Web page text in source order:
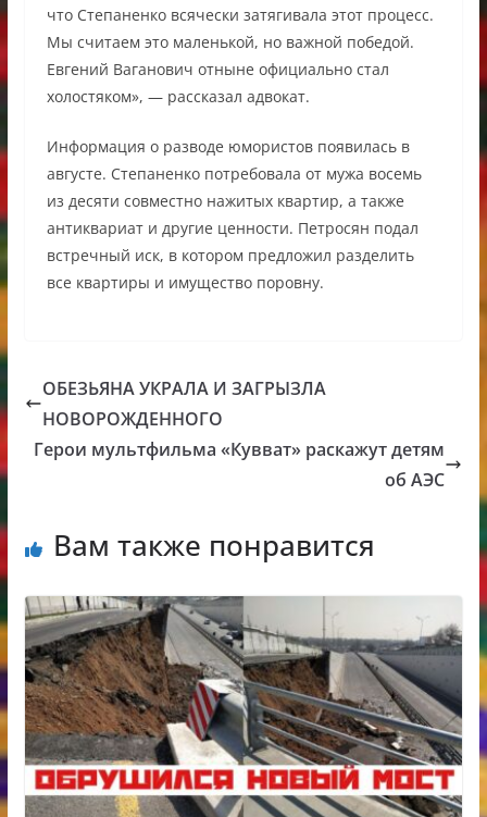
что Степаненко всячески затягивала этот процесс.
Мы считаем это маленькой, но важной победой.
Евгений Ваганович отныне официально стал
холостяком», — рассказал адвокат.
Информация о разводе юмористов появилась в
августе. Степаненко потребовала от мужа восемь
из десяти совместно нажитых квартир, а также
антиквариат и другие ценности. Петросян подал
встречный иск, в котором предложил разделить
все квартиры и имущество поровну.
ОБЕЗЬЯНА УКРАЛА И ЗАГРЫЗЛА
НОВОРОЖДЕННОГО
Герои мультфильма «Кувват» раскажут детям
об АЭС
Вам также понравится